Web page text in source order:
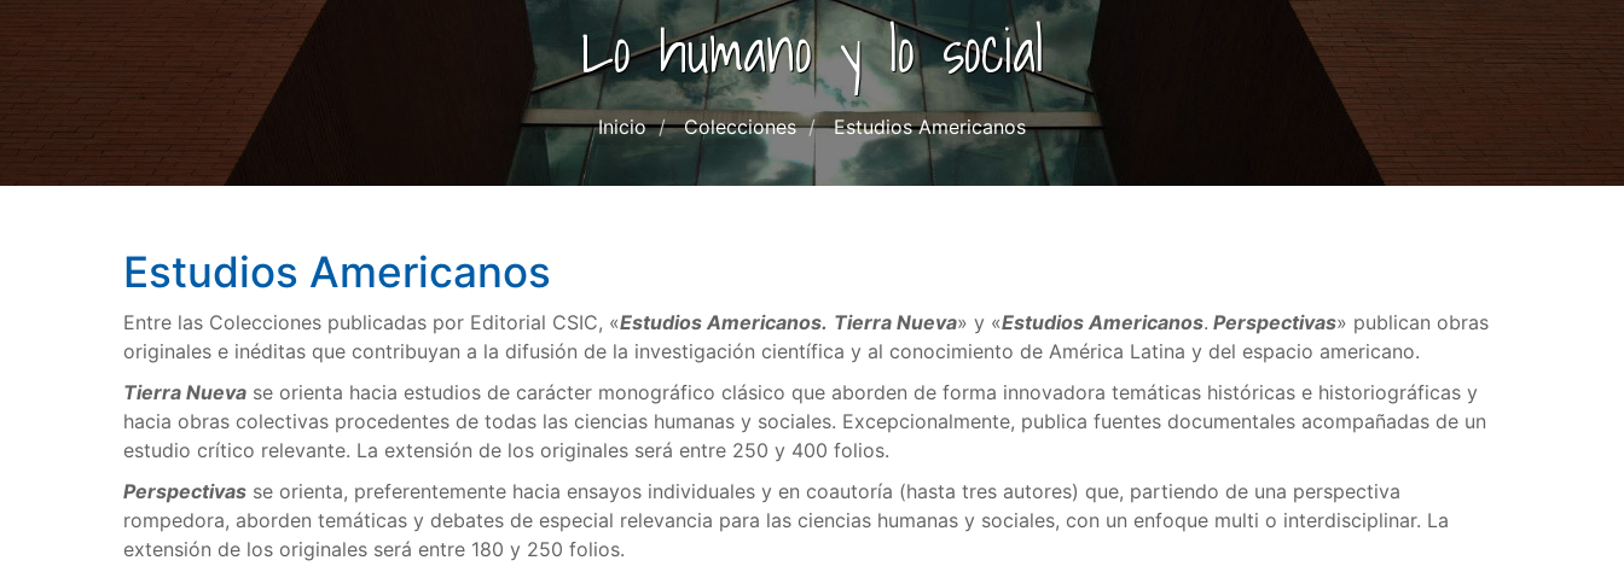
Lo humano y lo social
Inicio Colecciones Estudios Americanos
Estudios Americanos
Entre las Colecciones publicadas por Editorial CSIC, «Estudios Americanos. Tierra Nueva» y «Estudios Americanos. Perspectivas» publican obras
originales e inéditas que contribuyan a la difusión de la investigación científica y al conocimiento de América Latina y del espacio americano.
Tierra Nueva se orienta hacia estudios de carácter monográfico clásico que aborden de forma innovadora temáticas históricas e historiográficas y
hacia obras colectivas procedentes de todas las ciencias humanas y sociales. Excepcionalmente, publica fuentes documentales acompañadas de un
estudio crítico relevante. La extensión de los originales será entre 250 y 400 folios.
Perspectivas se orienta, preferentemente hacia ensayos individuales y en coautoría (hasta tres autores) que, partiendo de una perspectiva
rompedora, aborden temáticas y debates de especial relevancia para las ciencias humanas y sociales, con un enfoque multi o interdisciplinar. La
extensión de los originales será entre 180 y 250 folios.